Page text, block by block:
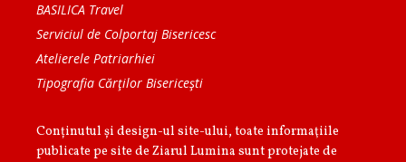
BASILICA Travel
Serviciul de Colportaj Bisericesc
Atelierele Patriarhiei
Tipografia Cărţilor Bisericeşti
Conținutul și design-ul site-ului, toate informaţiile
publicate pe site de Ziarul Lumina sunt protejate de